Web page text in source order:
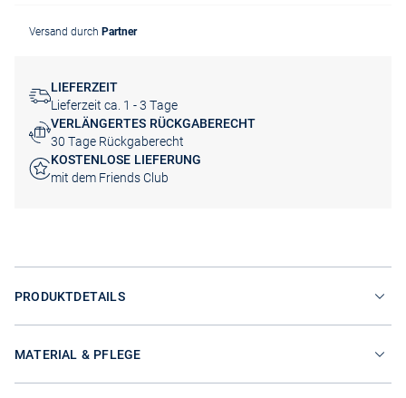
Versand durch Partner
LIEFERZEIT
Lieferzeit ca. 1 - 3 Tage
VERLÄNGERTES RÜCKGABERECHT
30 Tage Rückgaberecht
KOSTENLOSE LIEFERUNG
mit dem Friends Club
PRODUKTDETAILS
MATERIAL & PFLEGE